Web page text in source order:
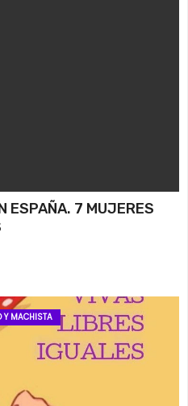
ESPAÑA. 7 MUJERES
Y MACHISTA